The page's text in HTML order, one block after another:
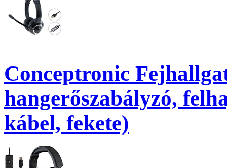
Conceptronic
hangerőszabályzó,
kábel, fekete)